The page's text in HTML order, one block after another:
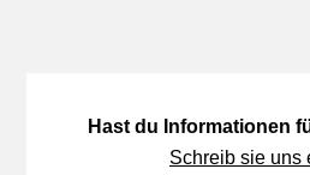
Hast du Informationen
Schreib sie uns